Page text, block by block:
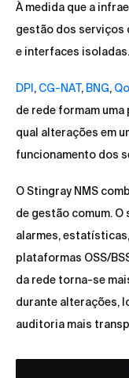
À medida que a
gestão dos serviços
e interfaces isoladas.
DPI , CG-NAT, BNG,
de rede formam
qual alterações em
funcionamento dos
O Stingray NMS
de gestão comum.
alarmes,
plataformas OSS/
da rede torna-se
durante alterações,
auditoria mais